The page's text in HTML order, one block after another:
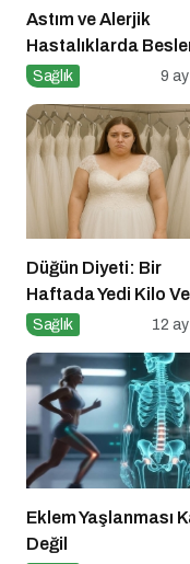
Astım ve Alerjik
Hastalıklarda
Sağlık 9
Düğün Diyeti: Bir
Haftada Yedi Kilo
Sağlık 12
Eklem Yaşlanması
Değil